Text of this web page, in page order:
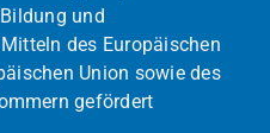
und
des Europäischen
Union sowie des
gefördert